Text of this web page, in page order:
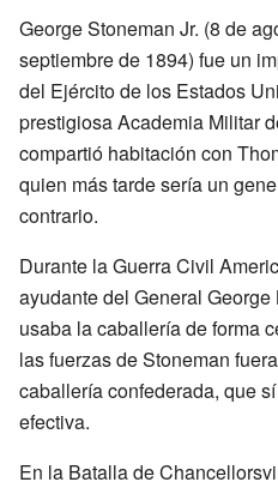
George Stoneman Jr. (8 de
septiembre de 1894) fue un
del Ejército de los Estados
prestigiosa Academia Militar
compartió habitación con
quien más tarde sería un
contrario.
Durante la Guerra Civil
ayudante del General
usaba la caballería de forma
las fuerzas de Stoneman
caballería confederada, que
efectiva.
En la Batalla de